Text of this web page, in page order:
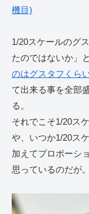
機目)
1/20スケールのグ
たのではないか」
のはグスタフくら
て出来る事を全部
る。
それでこそ1/20ス
や、いつか1/20ス
加えてプロポーシ
思っているのだが。